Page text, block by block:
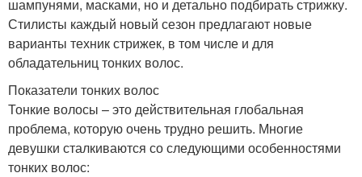
шампунями, масками, но и детально подбирать стрижку.
Стилисты каждый новый сезон предлагают новые
варианты техник стрижек, в том числе и для
обладательниц тонких волос.
Показатели тонких волос
Тонкие волосы – это действительная глобальная
проблема, которую очень трудно решить. Многие
девушки сталкиваются со следующими особенностями
тонких волос: